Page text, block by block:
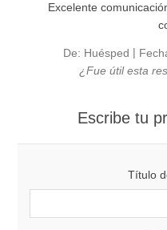
Excelente
De: Huésped |
¿Fue útil esta
Escribe tu
Título